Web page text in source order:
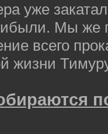
уже
Мы же
всего
жизни